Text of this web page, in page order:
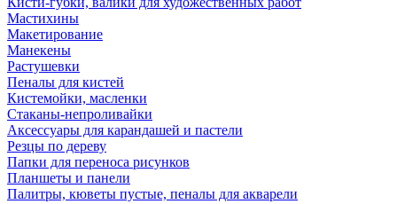
Мастихины
Макетирование
Манекены
Растушевки
Пеналы для кистей
Кистемойки, масленки
Стаканы-непроливайки
Аксессуары для карандашей и пастели
Резцы по дереву
Папки для переноса рисунков
Планшеты и панели
Палитры, кюветы пустые, пеналы для акварели